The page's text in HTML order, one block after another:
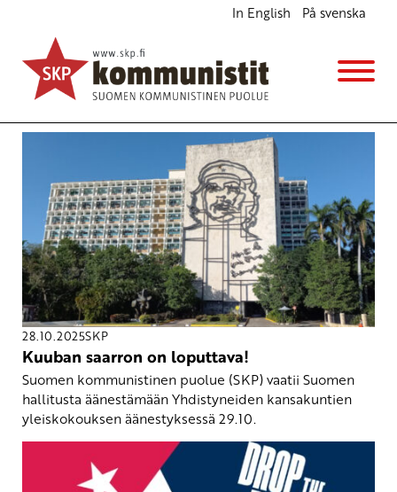
In English På svenska
kauppasaarto
28.10.2025SKP
Kuuban saarron on loputtava!
Suomen kommunistinen puolue (SKP) vaatii Suomen
hallitusta äänestämään Yhdistyneiden kansakuntien
yleiskokouksen äänestyksessä 29.10.